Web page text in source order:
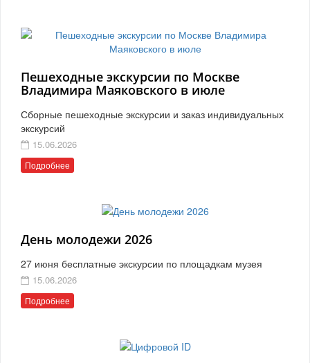
Пешеходные экскурсии по Москве
Владимира Маяковского в июле
Сборные пешеходные экскурсии и заказ индивидуальных
экскурсий
15.06.2026
Подробнее
День молодежи 2026
27 июня бесплатные экскурсии по площадкам музея
15.06.2026
Подробнее